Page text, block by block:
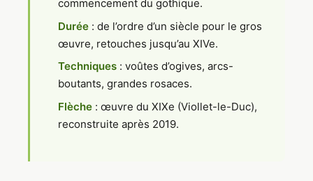
commencement du gothique.
Durée : de l’ordre d’un siècle pour le gros
œuvre, retouches jusqu’au XIVe.
Techniques : voûtes d’ogives, arcs-
boutants, grandes rosaces.
Flèche : œuvre du XIXe (Viollet-le-Duc),
reconstruite après 2019.